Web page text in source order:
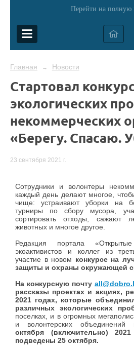
Перейти на полную
Главная → Новости
Стартовал
экологических
некоммерческих
«Берегу. Спасаю.
23 сентября 2021 г.
Сотрудники и волонтеры
каждый день делают многое,
чище: устраивают уборки на
турниры по сбору мусора,
сортировать отходы, сажают
животных и многое другое.
Редакция портала
экоактивистов и коллег из
участие в новом конкурсе на
защиты и охраны окружающей
На конкурсную почту
рассказы проектах и акциях,
2021 годах, которые
различных экологических
поселках, и в огромных
и волонтерских объединений
октября (включительно)
подведены 25 октября.